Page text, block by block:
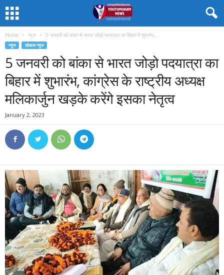
Home न्यूज 5 जनवरी को बांका से भारत जोड़ो पदयात्रा का बिहार में शुभारंभ,...
न्यूज लोकल न्यूज
5 जनवरी को बांका से भारत जोड़ो पदयात्रा का
बिहार में शुभारंभ, कांग्रेस के राष्ट्रीय अध्यक्ष
मलिकार्जुन खड़के करेंगे इसका नेतृत्व
January 2, 2023